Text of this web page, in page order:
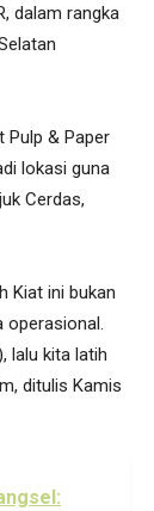
dalam rangka
Pulp & Paper
lokasi guna
Cerdas,
Kiat ini bukan
operasional.
lalu kita latih
ditulis Kamis